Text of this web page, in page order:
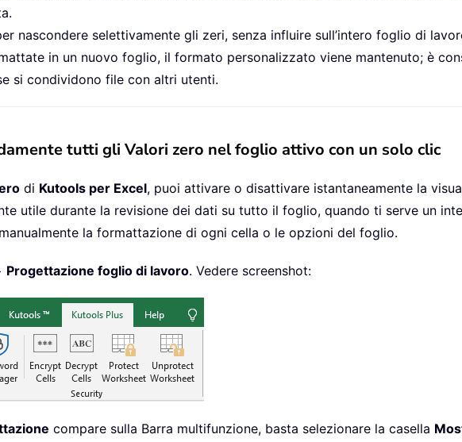
nascondere selettivamente gli zeri, senza influire sull’intero foglio di
in un nuovo foglio, il formato personalizzato viene mantenuto; è
si condividono file con altri utenti.
tutti gli Valori zero nel foglio attivo con un solo clic
di Kutools per Excel, puoi attivare o disattivare istantaneamente la
utile durante la revisione dei dati su tutto il foglio, quando ti serve un
la formattazione di ogni cella o le opzioni del foglio.
Progettazione foglio di lavoro. Vedere screenshot:
compare sulla Barra multifunzione, basta selezionare la casella